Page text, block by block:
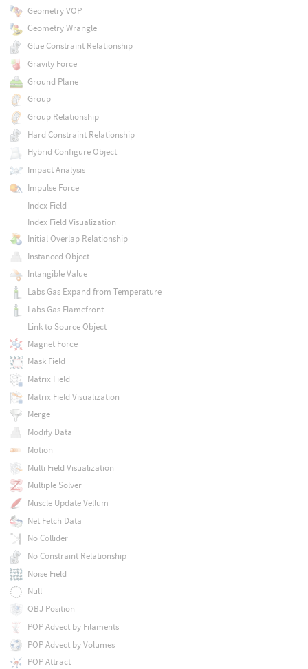
Geometry VOP
Geometry Wrangle
Glue Constraint Relationship
Gravity Force
Ground Plane
Group
Group Relationship
Hard Constraint Relationship
Hybrid Configure Object
Impact Analysis
Impulse Force
Index Field
Index Field Visualization
Initial Overlap Relationship
Instanced Object
Intangible Value
Labs Gas Expand from Temperature
Labs Gas Flamefront
Link to Source Object
Magnet Force
Mask Field
Matrix Field
Matrix Field Visualization
Merge
Modify Data
Motion
Multi Field Visualization
Multiple Solver
Muscle Update Vellum
Net Fetch Data
No Collider
No Constraint Relationship
Noise Field
Null
OBJ Position
POP Advect by Filaments
POP Advect by Volumes
POP Attract